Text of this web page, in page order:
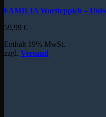
FAMILIA Wortteppich –
59,99 €
Enthält 19% MwSt.
zzgl. Versand